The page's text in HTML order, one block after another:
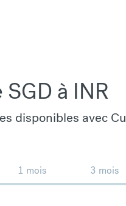
à INR
disponibles avec
1 mois 3 mois